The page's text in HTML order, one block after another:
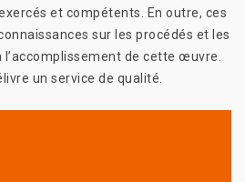
et compétents. En outre, ces
sur les procédés et les
de cette œuvre.
un service de qualité.